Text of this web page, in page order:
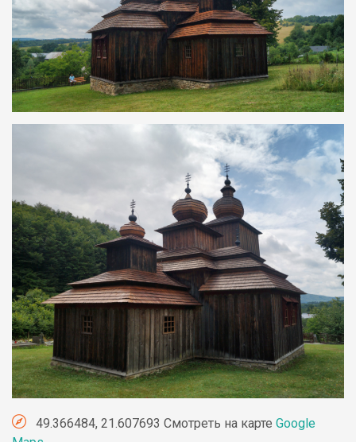
49.366484, 21.607693 Смотреть на карте Google